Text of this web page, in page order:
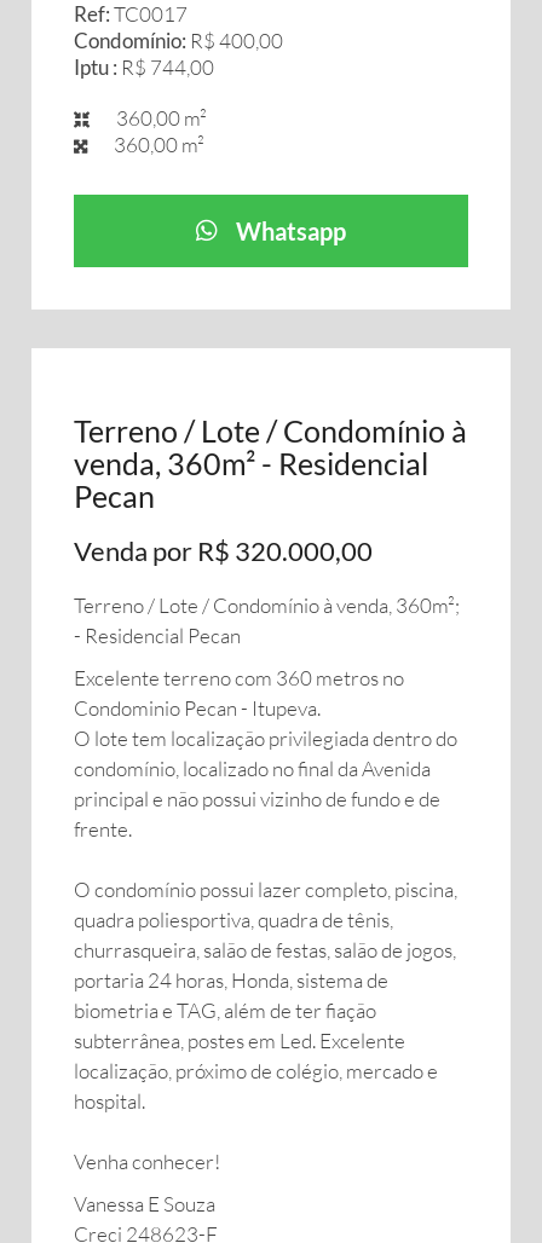
Ref:TC0017
Condomínio: R$ 400,00
Iptu : R$ 744,00
360,00 m²
360,00 m²
Whatsapp
Terreno / Lote / Condomínio à
venda, 360m² - Residencial
Pecan
Venda por R$ 320.000,00
Terreno / Lote / Condomínio à venda, 360m²;
- Residencial Pecan
Excelente terreno com 360 metros no
Condominio Pecan - Itupeva.
O lote tem localização privilegiada dentro do
condomínio, localizado no final da Avenida
principal e não possui vizinho de fundo e de
frente.
O condomínio possui lazer completo, piscina,
quadra poliesportiva, quadra de tênis,
churrasqueira, salão de festas, salão de jogos,
portaria 24 horas, Honda, sistema de
biometria e TAG, além de ter fiação
subterrânea, postes em Led. Excelente
localização, próximo de colégio, mercado e
hospital.
Venha conhecer!
Vanessa E Souza
Creci 248623-F